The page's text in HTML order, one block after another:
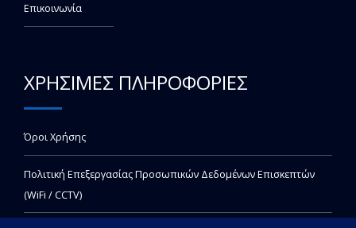
Επικοινωνία
ΧΡΗΣΙΜΕΣ ΠΛΗΡΟΦΟΡΙΕΣ
Όροι Χρήσης
Πολιτική Επεξεργασίας Προσωπικών Δεδομένων Επισκεπτών
(WiFi / CCTV)